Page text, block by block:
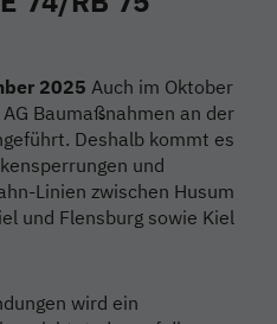
2025 Auch im Oktober
Baumaßnahmen an der
Deshalb kommt es
und
Linien zwischen Husum
und Flensburg sowie Kiel
wird ein